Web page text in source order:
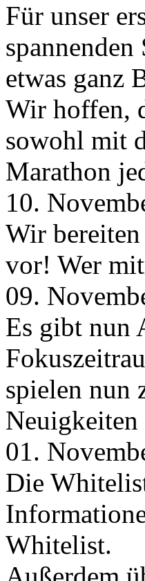
Für unser
etwas ganz
Wir hoffen,
sowohl mit
Marathon
10.
Wir
vor! Wer
09.
Es gibt nun
spielen nun
Neuigkeiten
01.
Die
Whitelist.